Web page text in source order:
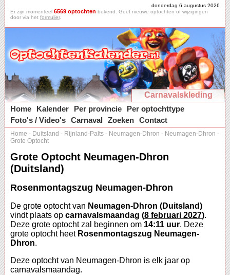
donderdag 6 augustus 2026
Er zijn momenteel 6569 optochten bekend. Geef nieuwe optochten of wijzigingen
door via het formulier.
Carnavalskleding
Home
Kalender Per provincie
Per optochttype
Foto's / Video's Carnaval Zoeken Contact
Home - Duitsland - Rijnland-Palts - Neumagen-Dhron - Neumagen-Dhron -
Grote Optocht
Grote Optocht Neumagen-Dhron
(Duitsland)
Rosenmontagszug Neumagen-Dhron
De grote optocht van Neumagen-Dhron (Duitsland)
vindt plaats op carnavalsmaandag (8 februari 2027).
Deze grote optocht zal beginnen om 14:11 uur. Deze
grote optocht heet Rosenmontagszug Neumagen-
Dhron.
Deze optocht van Neumagen-Dhron is elk jaar op
carnavalsmaandag.